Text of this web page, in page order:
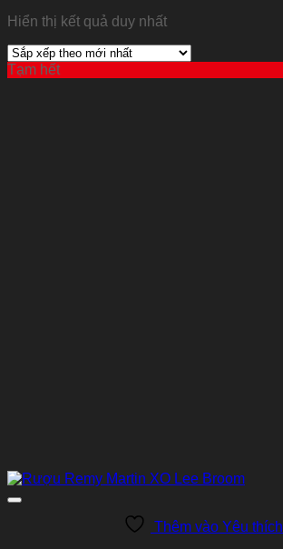
Hiển thị kết quả duy nhất
Tạm hết
Thêm vào Yêu thích